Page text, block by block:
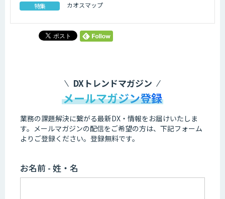
特集 カオスマップ
DXトレンドマガジン
メールマガジン登録
業務の課題解決に繋がる最新DX・情報をお届けいたしま
す。 メールマガジンの配信をご希望の方は、下記フォーム
よりご登録ください。登録無料です。
お名前 - 姓・名